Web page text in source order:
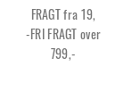
FRAGT fra 19,
-FRI FRAGT over
799,-